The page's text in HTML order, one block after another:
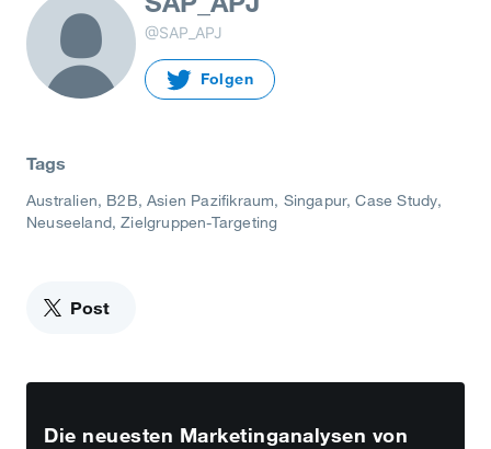
@SAP_APJ
Folgen
Tags
Australien B2B Asien Pazifikraum Singapur Case Study
Neuseeland Zielgruppen-Targeting
Post
Die neuesten Marketinganalysen von